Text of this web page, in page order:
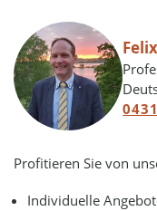
Profitieren Sie von
Individuelle